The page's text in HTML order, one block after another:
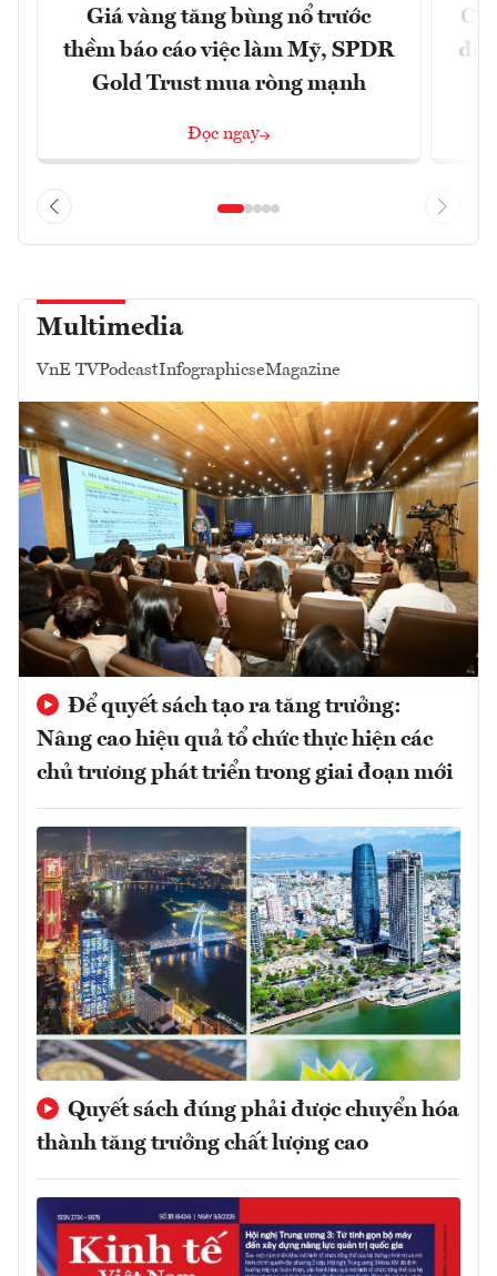
Giá vàng tăng bùng nổ trước
thềm báo cáo việc làm Mỹ, SPDR
Gold Trust mua ròng mạnh
Đọc ngay
đã
Multimedia
VnE TVPodcastInfographicseMagazine
Để quyết sách tạo ra tăng trưởng:
Nâng cao hiệu quả tổ chức thực hiện các
chủ trương phát triển trong giai đoạn mới
Quyết sách đúng phải được chuyển hóa
thành tăng trưởng chất lượng cao